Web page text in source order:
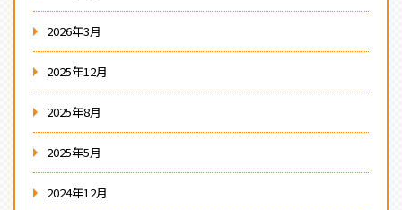
2026年3月
2025年12月
2025年8月
2025年5月
2024年12月